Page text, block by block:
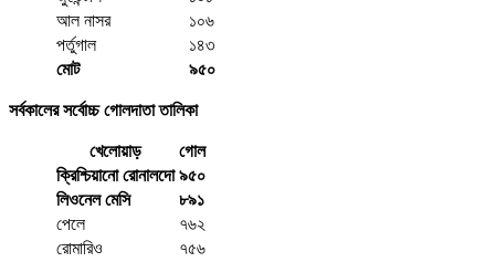
আল নাসর
১০৬
পর্তুগাল
১৪৩
মোট
৯৫০
সর্বকালের সর্বোচ্চ গোলদাতা তালিকা
খেলোয়াড়
গোল
ক্রিশ্চিয়ানো রোনালদো ৯৫০
লিওনেল মেসি
৮৯১
পেলে
৭৬২
রোমারিও
৭৫৬